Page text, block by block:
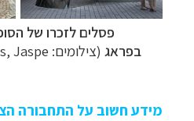
פסלים לזכרו של
בפראג (צילומים: Jaspe
מידע חשוב על התחבורה